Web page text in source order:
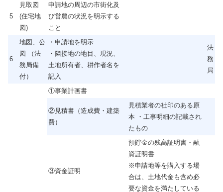
5
見取図
(住宅地
図)
申請地の周辺の市街化及
び営農の状況を明示する
こと
6
地図、公
図 （法
務局備
付）
・申請地を明示
・隣接地の地目、現況、
土地所有者、耕作者名を
記入
法
務
局
①事業計画書
②見積書（造成費・建築
費）
見積業者の社印のある原
本 ・工事明細の記載され
たもの
③資金証明
預貯金の残高証明書・融
資証明書
※申請地等を購入する場
合は、土地代金も含め必
要な資金を満たしている